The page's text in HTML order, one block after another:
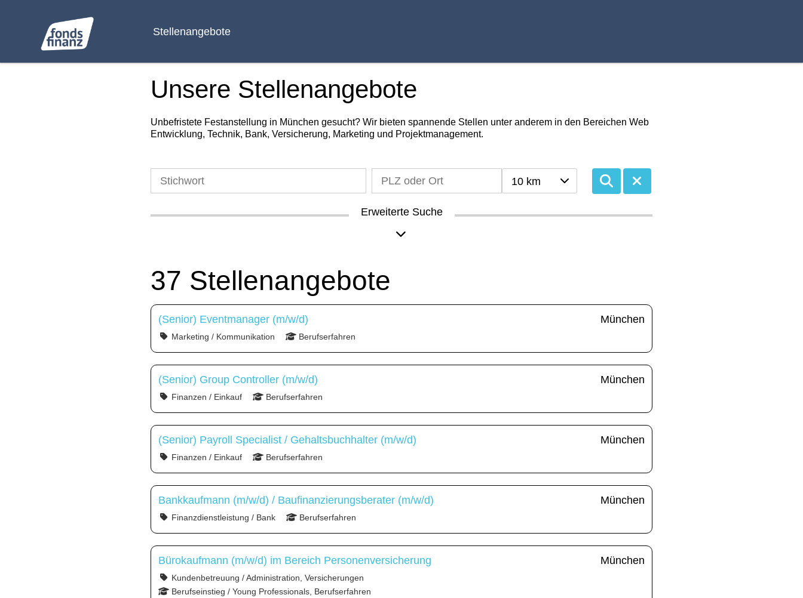
Stellenangebote
Unsere Stellenangebote
Unbefristete Festanstellung in München gesucht? Wir bieten spannende Stellen unter anderem in den Bereichen Web
Entwicklung, Technik, Bank, Versicherung, Marketing und Projektmanagement.
10 km
Erweiterte Suche
37 Stellenangebote
(Senior) Eventmanager (m/w/d)
Marketing / Kommunikation Berufserfahren
München
(Senior) Group Controller (m/w/d)
Finanzen / Einkauf Berufserfahren
München
(Senior) Payroll Specialist / Gehaltsbuchhalter (m/w/d)
Finanzen / Einkauf Berufserfahren
München
Bankkaufmann (m/w/d) / Baufinanzierungsberater (m/w/d)
Finanzdienstleistung / Bank Berufserfahren
München
Bürokaufmann (m/w/d) im Bereich Personenversicherung
Kundenbetreuung / Administration, Versicherungen
Berufseinstieg / Young Professionals, Berufserfahren
München